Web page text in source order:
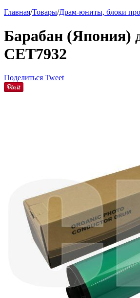
Главная/Товары/Драм-юниты, блоки
Барабан (Япония)
CET7932
Поделиться Tweet